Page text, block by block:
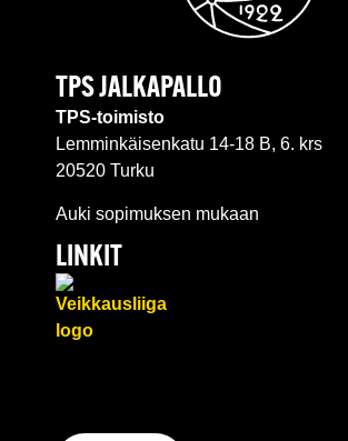
TPS JALKAPALLO
TPS-toimisto
Lemminkäisenkatu 14-18 B, 6. krs
20520 Turku
Auki sopimuksen mukaan
LINKIT